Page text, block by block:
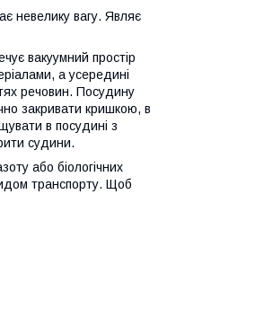
невелику вагу. Являє
вакуумний простір
а усередині
речовин. Посудину
закривати кришкою, в
в посудині з
судини.
або біологічних
транспорту. Щоб